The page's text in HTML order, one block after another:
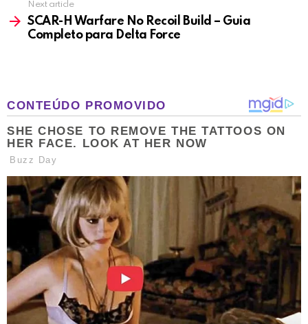
Next article
SCAR-H Warfare No Recoil Build – Guia
Completo para Delta Force